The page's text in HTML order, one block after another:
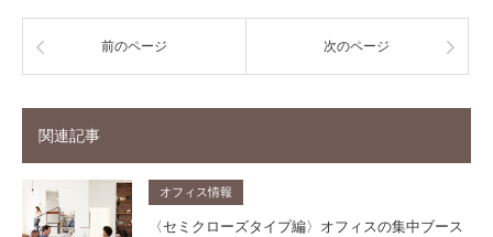
前のページ 次のページ
関連記事
オフィス情報
〈セミクローズタイプ編〉オフィスの集中ブース